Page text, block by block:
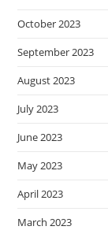
October 2023
September 2023
August 2023
July 2023
June 2023
May 2023
April 2023
March 2023